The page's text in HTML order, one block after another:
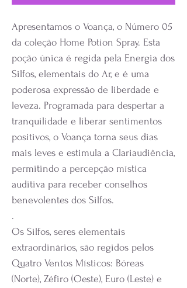
Apresentamos o Voança, o Número 05
da coleção Home Potion Spray. Esta
poção única é regida pela Energia dos
Silfos, elementais do Ar, e é uma
poderosa expressão de liberdade e
leveza. Programada para despertar a
tranquilidade e liberar sentimentos
positivos, o Voança torna seus dias
mais leves e estimula a Clariaudiência,
permitindo a percepção mística
auditiva para receber conselhos
benevolentes dos Silfos.
.
Os Silfos, seres elementais
extraordinários, são regidos pelos
Quatro Ventos Místicos: Bóreas
(Norte), Zéfiro (Oeste), Euro (Leste) e